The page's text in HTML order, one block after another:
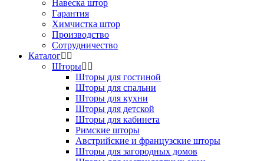
Навеска штор
Гарантия
Химчистка штор
Производство
Сотрудничество
Каталог
Шторы
Шторы для гостиной
Шторы для спальни
Шторы для кухни
Шторы для детской
Шторы для кабинета
Римские шторы
Австрийские и французские шторы
Шторы для загородных домов